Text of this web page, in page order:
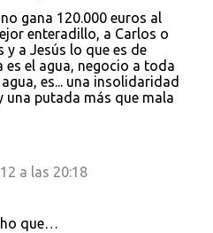
gana 120.000 euros al
enteradillo, a Carlos o
y a Jesús lo que es de
es el agua, negocio a toda
es... una insolidaridad
una putada más que mala
a las 20:18
que…